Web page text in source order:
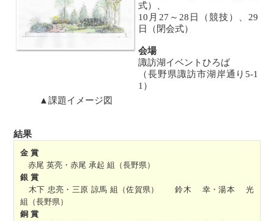
式）、
10月27～28日（競技）、29
日（閉会式）
会場
諏訪湖イベントひろば
（長野県諏訪市湖岸通り5-1
1）
▲課題イメージ図
結果
金 賞
赤尾 英亮・赤尾 承起 組（長野県）
銀 賞
木下 忠亮・三原 諒馬 組（佐賀県） 鈴木 幸・湯本 光
組（長野県）
銅 賞